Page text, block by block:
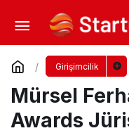
Girişimcilik
Mürsel
Awards
Teknoloji